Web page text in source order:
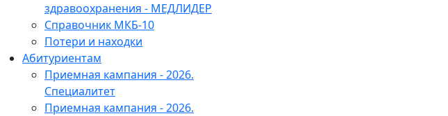
здравоохранения - МЕДЛИДЕР
Справочник МКБ-10
Потери и находки
Абитуриентам
Приемная кампания - 2026.
Специалитет
Приемная кампания - 2026.